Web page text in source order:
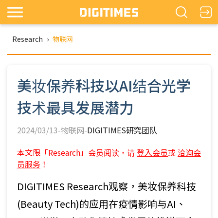
Research › 物联网
美妆保养科技以AI结合光学
技术最具发展潜力
2024/03/13-物联网-DIGITIMES研究团队
本文限「Research」会员阅读，请登入会员或 洽询会
员服务 ！
DIGITIMES Research观察，美妆保养科技
(Beauty Tech)的应用在疫情影响与AI、